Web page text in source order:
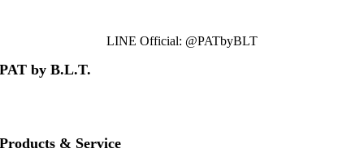
LINE Official: @PATbyBLT
PAT by B.L.T.
Products & Service